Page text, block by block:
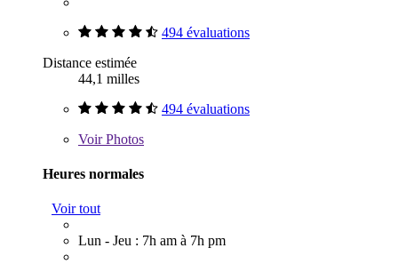
494 évaluations
Distance estimée
44,1 milles
494 évaluations
VoirPhotos
Heures normales
Voir tout
Lun - Jeu : 7h am à 7h pm